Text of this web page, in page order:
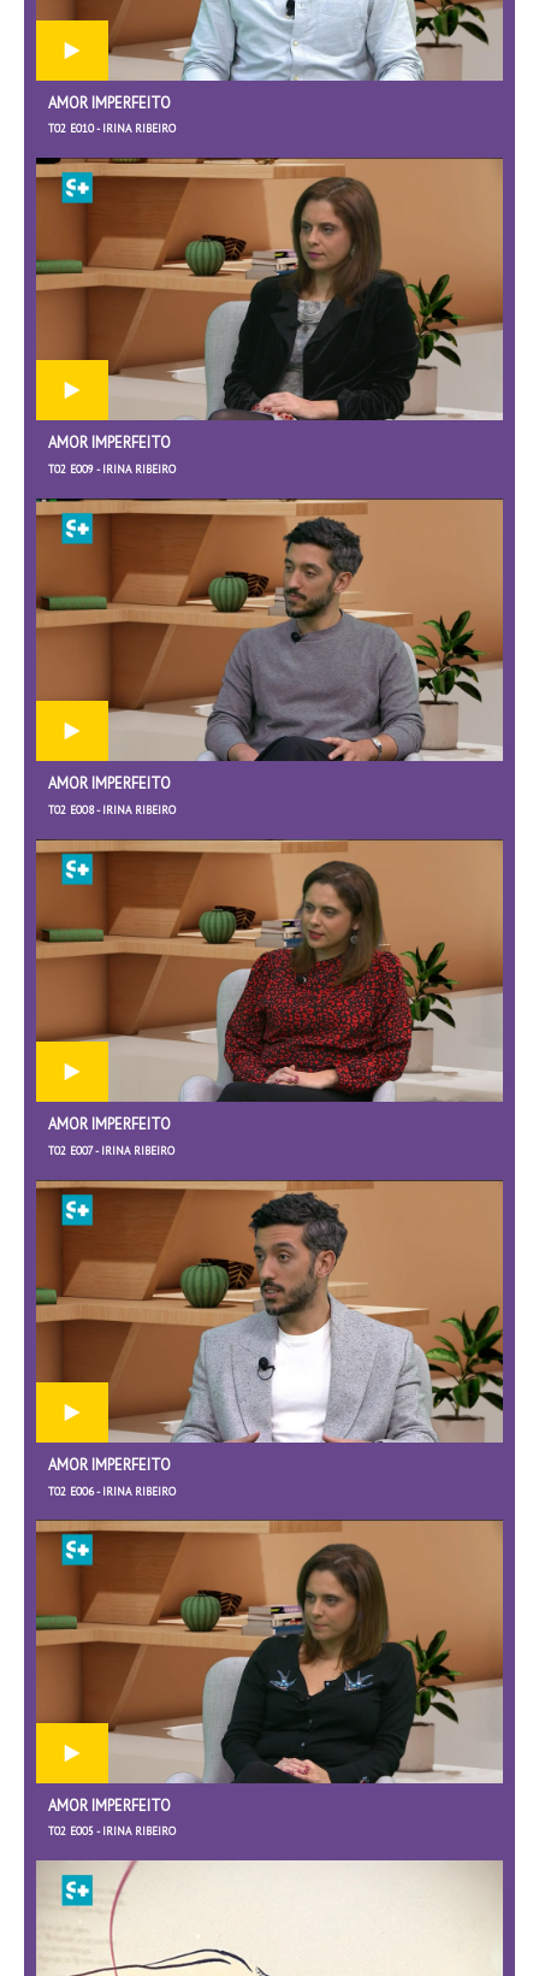
AMOR IMPERFEITO
T02 E010 - IRINA RIBEIRO
AMOR IMPERFEITO
T02 E009 - IRINA RIBEIRO
AMOR IMPERFEITO
T02 E008 - IRINA RIBEIRO
AMOR IMPERFEITO
T02 E007 - IRINA RIBEIRO
AMOR IMPERFEITO
T02 E006 - IRINA RIBEIRO
AMOR IMPERFEITO
T02 E005 - IRINA RIBEIRO